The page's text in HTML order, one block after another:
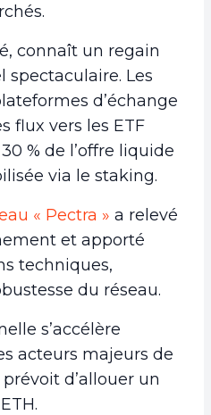
connaît un regain
spectaculaire. Les
d’échange
flux vers les ETF
% de l’offre liquide
via le staking.
« Pectra » a relevé
et apporté
techniques,
du réseau.
s’accélère
acteurs majeurs de
d’allouer un